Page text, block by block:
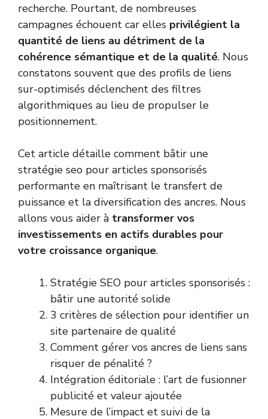
recherche. Pourtant, de nombreuses
campagnes échouent car elles privilégient la
quantité de liens au détriment de la
cohérence sémantique et de la qualité. Nous
constatons souvent que des profils de liens
sur-optimisés déclenchent des filtres
algorithmiques au lieu de propulser le
positionnement.
Cet article détaille comment bâtir une
stratégie seo pour articles sponsorisés
performante en maîtrisant le transfert de
puissance et la diversification des ancres. Nous
allons vous aider à transformer vos
investissements en actifs durables pour
votre croissance organique.
Stratégie SEO pour articles sponsorisés :
bâtir une autorité solide
3 critères de sélection pour identifier un
site partenaire de qualité
Comment gérer vos ancres de liens sans
risquer de pénalité ?
Intégration éditoriale : l’art de fusionner
publicité et valeur ajoutée
Mesure de l’impact et suivi de la